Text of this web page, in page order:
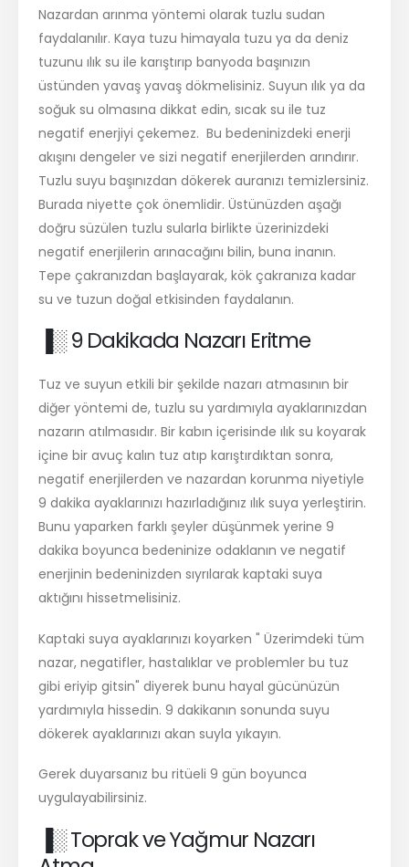
Nazardan arınma yöntemi olarak tuzlu sudan
faydalanılır. Kaya tuzu himayala tuzu ya da deniz
tuzunu ılık su ile karıştırıp banyoda başınızın
üstünden yavaş yavaş dökmelisiniz. Suyun ılık ya da
soğuk su olmasına dikkat edin, sıcak su ile tuz
negatif enerjiyi çekemez. Bu bedeninizdeki enerji
akışını dengeler ve sizi negatif enerjilerden arındırır.
Tuzlu suyu başınızdan dökerek auranızı temizlersiniz.
Burada niyette çok önemlidir. Üstünüzden aşağı
doğru süzülen tuzlu sularla birlikte üzerinizdeki
negatif enerjilerin arınacağını bilin, buna inanın.
Tepe çakranızdan başlayarak, kök çakranıza kadar
su ve tuzun doğal etkisinden faydalanın.
▐░ 9 Dakikada Nazarı Eritme
Tuz ve suyun etkili bir şekilde nazarı atmasının bir
diğer yöntemi de, tuzlu su yardımıyla ayaklarınızdan
nazarın atılmasıdır. Bir kabın içerisinde ılık su koyarak
içine bir avuç kalın tuz atıp karıştırdıktan sonra,
negatif enerjilerden ve nazardan korunma niyetiyle
9 dakika ayaklarınızı hazırladığınız ılık suya yerleştirin.
Bunu yaparken farklı şeyler düşünmek yerine 9
dakika boyunca bedeninize odaklanın ve negatif
enerjinin bedeninizden sıyrılarak kaptaki suya
aktığını hissetmelisiniz.
Kaptaki suya ayaklarınızı koyarken " Üzerimdeki tüm
nazar, negatifler, hastalıklar ve problemler bu tuz
gibi eriyip gitsin" diyerek bunu hayal gücünüzün
yardımıyla hissedin. 9 dakikanın sonunda suyu
dökerek ayaklarınızı akan suyla yıkayın.
Gerek duyarsanız bu ritüeli 9 gün boyunca
uygulayabilirsiniz.
▐░ Toprak ve Yağmur Nazarı